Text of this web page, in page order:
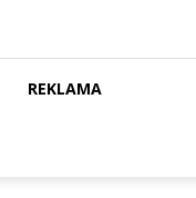
REKLAMA